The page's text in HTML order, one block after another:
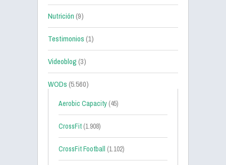
Nutrición(9)
Testimonios(1)
Videoblog(3)
WODs(5.560)
Aerobic Capacity (45)
CrossFit (1.908)
CrossFit Football (1.102)